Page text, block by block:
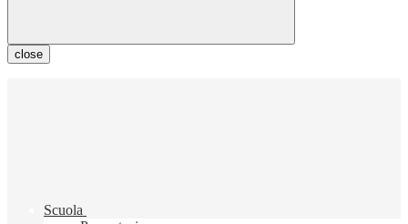
close
Scuola